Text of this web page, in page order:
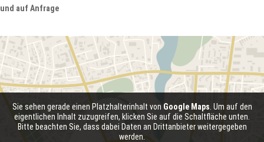
und auf Anfrage
Sie sehen gerade einen Platzhalterinhalt von Google Maps . Um auf den
eigentlichen Inhalt zuzugreifen, klicken Sie auf die Schaltfläche unten.
Bitte beachten Sie, dass dabei Daten an Drittanbieter weitergegeben
werden.